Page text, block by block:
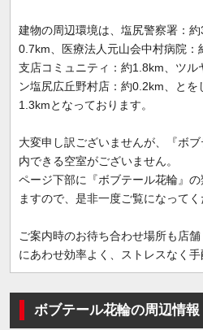
建物の周辺環境は、塩尻警察署：
0.7km、医療法人元山会中村病院
支店コミュニティ：約1.8km、ツル
ン塩尻広丘野村店：約0.2km、とを
1.3kmとなっております。
大変申し訳ございませんが、『ボ
内できる空室がございません。
ページ下部に『ボブテール花輪』
ますので、是非一度ご覧になってく
ご案内時のお待ち合わせ場所も店
にあわせ効率よく、ストレスなく手
ボブテール花輪の周辺情報